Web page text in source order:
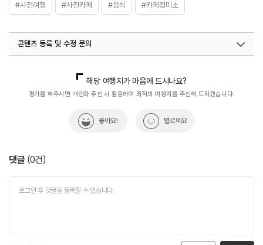
#사천여행 #사천카페 #음식 #카페정미소
콘텐츠 등록 및 수정 문의
열린관광콘텐츠팀(열린관광-모두의여행)
033-738-3425
해당 여행지가 마음에 드시나요?
평가를 해주시면 개인화 추천 시 활용하여 최적의 여행지를 추천해 드리겠습니다.
좋아요! 별로예요
댓글 (0건)